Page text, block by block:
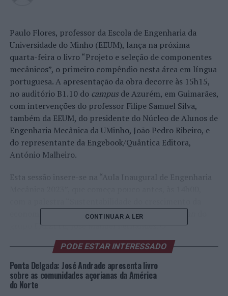
Paulo Flores, professor da Escola de Engenharia da
Universidade do Minho (EEUM), lança na próxima
quarta-feira o livro “Projeto e seleção de componentes
mecânicos”, o primeiro compêndio nesta área em língua
portuguesa. A apresentação da obra decorre às 15h15,
no auditório B1.10 do campusde Azurém, em Guimarães,
com intervenções do professor Filipe Samuel Silva,
também da EEUM, do presidente do Núcleo de Alunos de
Engenharia Mecânica da UMinho, João Pedro Ribeiro, e
do representante da Engebook/Quântica Editora,
António Malheiro.
Esta sessão insere-se na “Aula Inaugural de Engenharia
economia pela indústria e serviços”, pelo
grupo FREZITE, José Manuel Fernandes. O
encerramento é pelas 15h45, com o testemunho do
professor José Luís Alves, seguindo-se um momento
musical por Inês Gomes.
O novo livro de 742 páginas e 15 capítulos aborda um
CONTINUAR A LER
PODE ESTAR INTERESSADO
Ponta Delgada: José Andrade apresenta livro
sobre as comunidades açorianas da América
do Norte